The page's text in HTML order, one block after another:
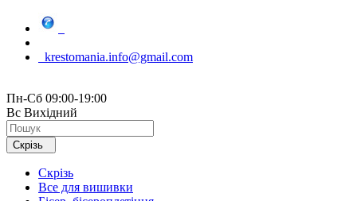
krestomania.info@gmail.com
Пн-Сб 09:00-19:00
Вс Вихідний
Скрізь
Скрізь
Все для вишивки